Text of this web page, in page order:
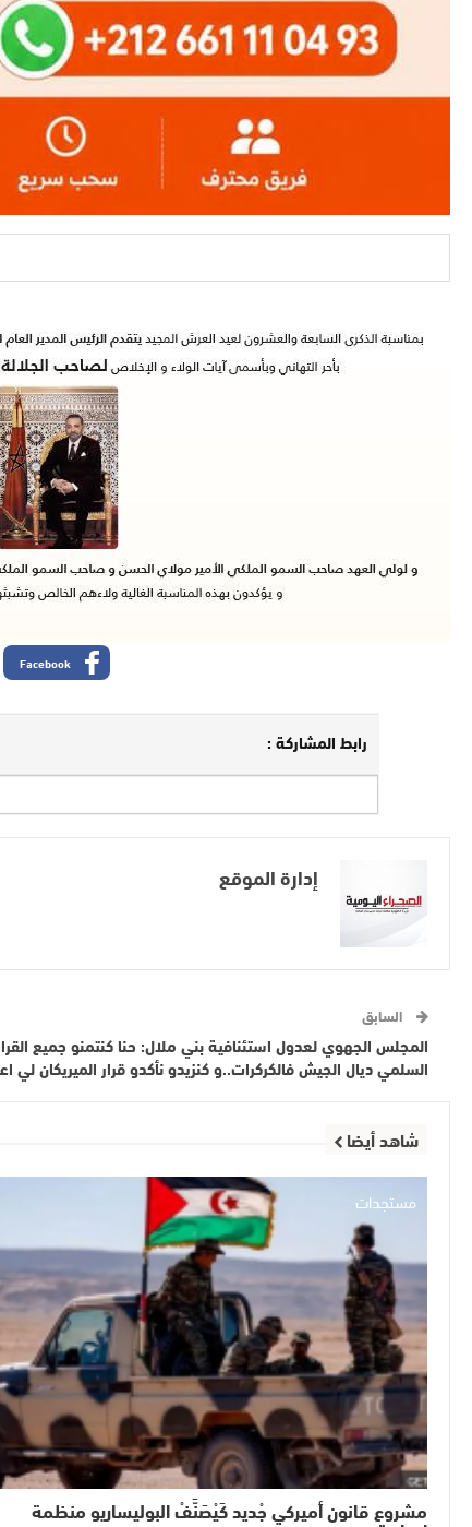
Facebook
رابط المشاركة :
إدارة الموقع
السابق
المجلس الجهوي لعدول استئنافية بني ملال: حنا كنتمنو جميع
السلمي ديال الجيش فالكركرات..و كنزيدو نأكدو قرار الميريكان لي
شاهد أيضا
مستجدات
مشروع قانون أميركي جْديد كَيْصَنَّفْ البوليساريو منظمة